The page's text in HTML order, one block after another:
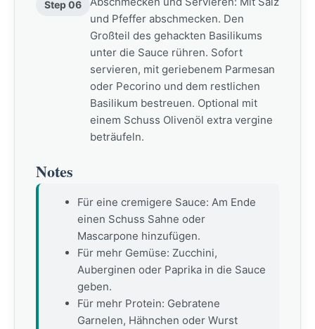
Step 06
und Pfeffer abschmecken. Den
Großteil des gehackten Basilikums
unter die Sauce rühren. Sofort
servieren, mit geriebenem Parmesan
oder Pecorino und dem restlichen
Basilikum bestreuen. Optional mit
einem Schuss Olivenöl extra vergine
beträufeln.
Notes
Für eine cremigere Sauce: Am Ende
einen Schuss Sahne oder
Mascarpone hinzufügen.
Für mehr Gemüse: Zucchini,
Auberginen oder Paprika in die Sauce
geben.
Für mehr Protein: Gebratene
Garnelen, Hähnchen oder Wurst